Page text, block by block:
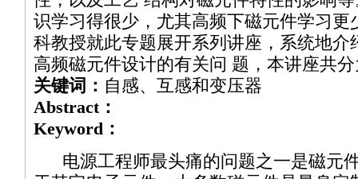
识学习得很少，尤其高频下磁元件学习更
科教授就此专题展开系列讲座，系统地介
高频磁元件设计的有关问 题，本讲座共
关键词： 自感、互感和变压器
Abstract：
Keyword：
电源工程师最头痛的问题之一是磁元